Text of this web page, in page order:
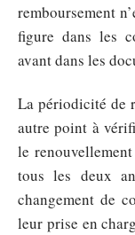
remboursement
figure dans les
avant dans les
La périodicité de
autre point à
le
tous les deux
changement de
leur prise en